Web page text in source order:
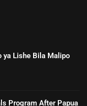
ya Lishe Bila Malipo
Program After Papua